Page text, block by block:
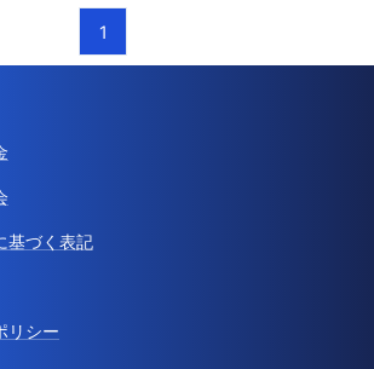
1
基づく表記
リシー